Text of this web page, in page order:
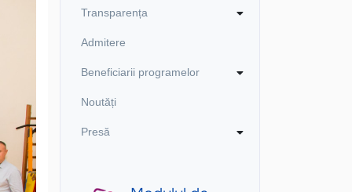
Transparența
Admitere
Beneficiarii programelor
Noutăți
Presă